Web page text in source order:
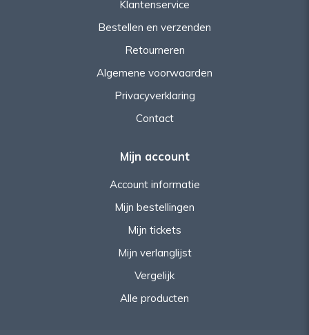
Klantenservice
Bestellen en verzenden
Retourneren
Algemene voorwaarden
Privacyverklaring
Contact
Mijn account
Account informatie
Mijn bestellingen
Mijn tickets
Mijn verlanglijst
Vergelijk
Alle producten